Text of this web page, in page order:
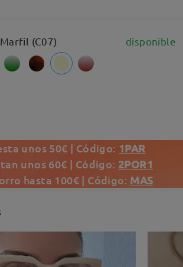
Marfil (C07) disponible
unos 50€ | Código: 1PAR
unos 60€ | Código: 2POR1
hasta 100€ | Código: MAS